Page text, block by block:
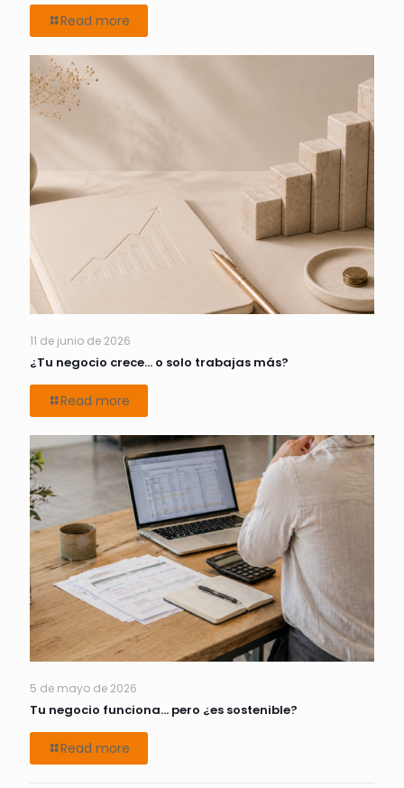
Read more
11 de junio de 2026
¿Tu negocio crece… o solo trabajas más?
Read more
5 de mayo de 2026
Tu negocio funciona… pero ¿es sostenible?
Read more